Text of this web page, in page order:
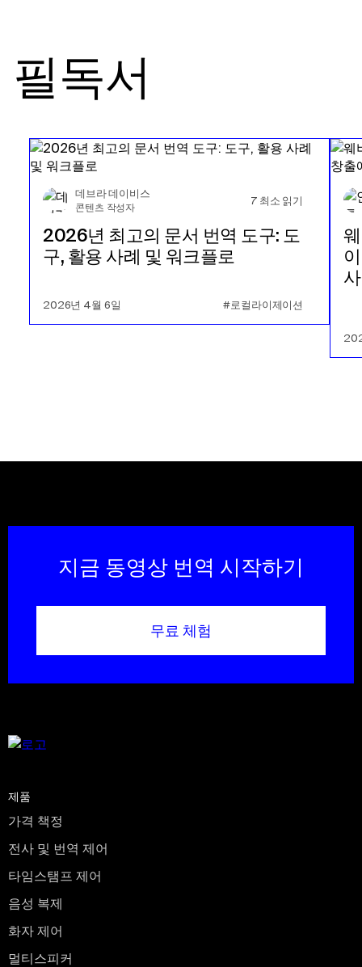
필독서
데브라 데이비스
콘텐츠 작성자
7 최소 읽기
2026년 최고의 문서 번역 도구: 도
구, 활용 사례 및 워크플로
2026년 4월 6일 #로컬라이제이션
지금 동영상 번역 시작하기
무료 체험
제품
가격 책정
전사 및 번역 제어
타임스탬프 제어
음성 복제
화자 제어
멀티스피커